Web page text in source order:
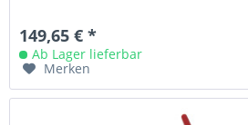
149,65 € *
Ab Lager lieferbar
Merken